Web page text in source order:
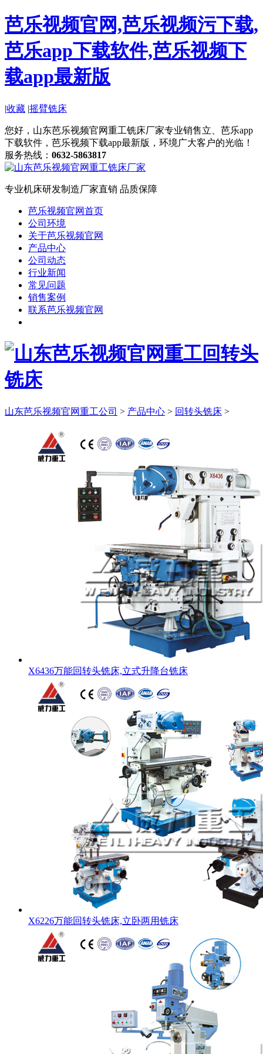
芭乐视频官网,芭乐视频污下载,
芭乐app下载软件,芭乐视频下
载app最新版
|收藏 |摇臂铣床
您好，山东芭乐视频官网重工铣床厂家专业销售立、芭乐app
下载软件，芭乐视频下载app最新版，环境广大客户的光临！
服务热线： 0632-5863817
专业机床研发制造厂家直销 品质保障
芭乐视频官网首页
公司环境
关于芭乐视频官网
产品中心
公司动态
行业新闻
常见问题
销售案例
联系芭乐视频官网
山东芭乐视频官网重工公司 > 产品中心 > 回转头铣床 >
X6436万能回转头铣床,立式升降台铣床
X6226万能回转头铣床,立卧两用铣床